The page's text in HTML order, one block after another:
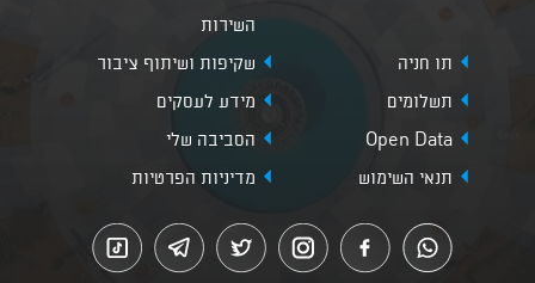
השירות
תו חניה
שקיפות ושיתוף ציבור
תשלומים
מידע לעסקים
Open Data
הסביבה שלי
תנאי השימוש
מדיניות הפרטיות